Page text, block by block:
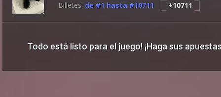
Billetes: de #1 hasta #10711 +10711
Todo está listo para el juego! ¡Haga sus